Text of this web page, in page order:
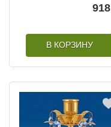
918
В КОРЗИНУ